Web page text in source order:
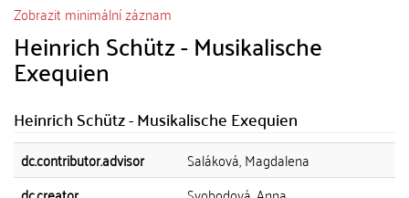
Zobrazit minimální záznam
Heinrich Schütz - Musikalische
Exequien
Heinrich Schütz - Musikalische Exequien
dc.contributor.advisor
Saláková, Magdalena